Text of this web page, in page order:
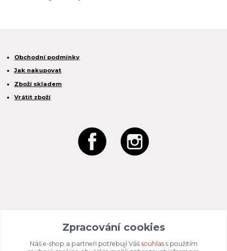
Obchodní podmínky
Jak nakupovat
Zboží skladem
Vrátit zboží
049 80 662
/ DIČ: CZ04980662
info@dizajnvbydleni.cz
Zpracování cookies
Náš e-shop a partneři potřebují Váš souhlass použitím